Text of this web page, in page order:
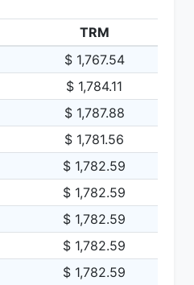
TRM
$ 1,767.54
$ 1,784.11
$ 1,787.88
$ 1,781.56
$ 1,782.59
$ 1,782.59
$ 1,782.59
$ 1,782.59
$ 1,782.59